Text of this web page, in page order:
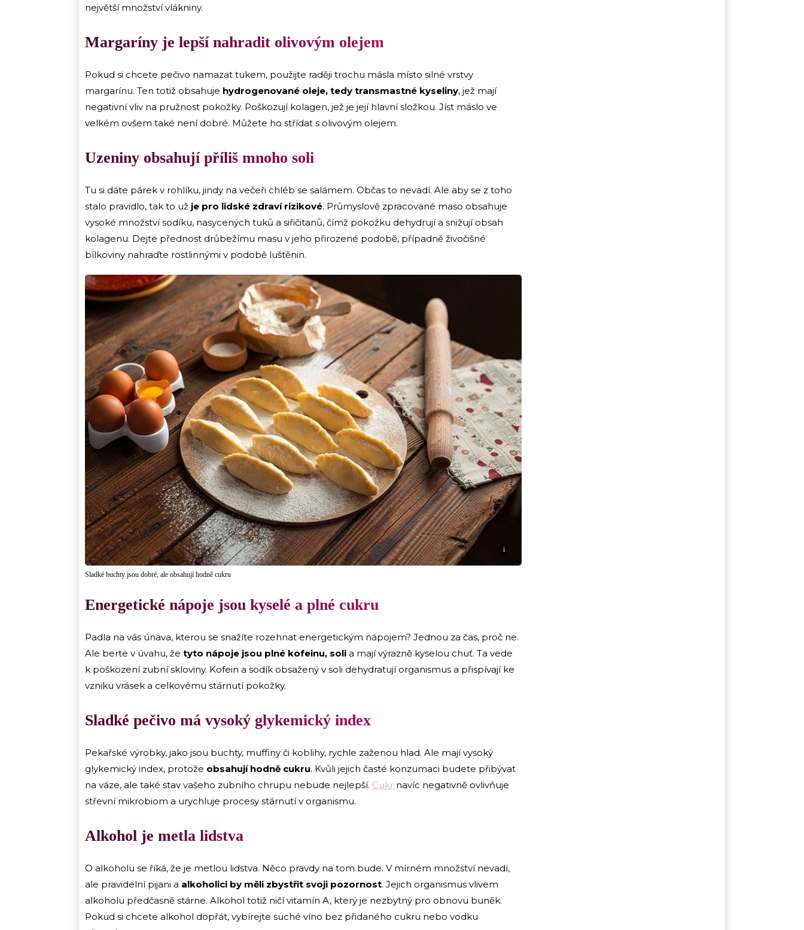
největší množství vlákniny.
Margaríny je lepší nahradit olivovým olejem
Pokud si chcete pečivo namazat tukem, použijte raději trochu másla místo silné vrstvy
margarínu. Ten totiž obsahuje hydrogenované oleje, tedy transmastné kyseliny, jež mají
negativní vliv na pružnost pokožky. Poškozují kolagen, jež je její hlavní složkou. Jíst máslo ve
velkém ovšem také není dobré. Můžete ho střídat s olivovým olejem.
Uzeniny obsahují příliš mnoho soli
Tu si dáte párek v rohlíku, jindy na večeři chléb se salámem. Občas to nevadí. Ale aby se z toho
stalo pravidlo, tak to už je pro lidské zdraví rizikové. Průmyslově zpracované maso obsahuje
vysoké množství sodíku, nasycených tuků a siřičitanů, čímž pokožku dehydrují a snižují obsah
kolagenu. Dejte přednost drůbežímu masu v jeho přirozené podobě, případně živočišné
bílkoviny nahraďte rostlinnými v podobě luštěnin.
i
Sladké buchty jsou dobré, ale obsahují hodně cukru
Energetické nápoje jsou kyselé a plné cukru
Padla na vás únava, kterou se snažíte rozehnat energetickým nápojem? Jednou za čas, proč ne.
Ale berte v úvahu, že tyto nápoje jsou plné kofeinu, soli a mají výrazně kyselou chuť. Ta vede
k poškození zubní skloviny. Kofein a sodík obsažený v soli dehydratují organismus a přispívají ke
vzniku vrásek a celkovému stárnutí pokožky.
Sladké pečivo má vysoký glykemický index
Pekařské výrobky, jako jsou buchty, muffiny či koblihy, rychle zaženou hlad. Ale mají vysoký
glykemický index, protože obsahují hodně cukru. Kvůli jejich časté konzumaci budete přibývat
na váze, ale také stav vašeho zubního chrupu nebude nejlepší. Cukr navíc negativně ovlivňuje
střevní mikrobiom a urychluje procesy stárnutí v organismu.
Alkohol je metla lidstva
O alkoholu se říká, že je metlou lidstva. Něco pravdy na tom bude. V mírném množství nevadí,
ale pravidelní pijani a alkoholici by měli zbystřit svoji pozornost. Jejich organismus vlivem
alkoholu předčasně stárne. Alkohol totiž ničí vitamín A, který je nezbytný pro obnovu buněk.
Pokud si chcete alkohol dopřát, vybírejte suché víno bez přidaného cukru nebo vodku